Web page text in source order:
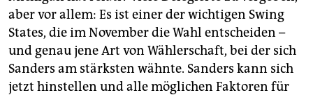
aber vor allem: Es ist einer der wichtigen Swing
States, die im November die Wahl entscheiden –
und genau jene Art von Wählerschaft, bei der sich
Sanders am stärksten wähnte. Sanders kann sich
jetzt hinstellen und alle möglichen Faktoren für